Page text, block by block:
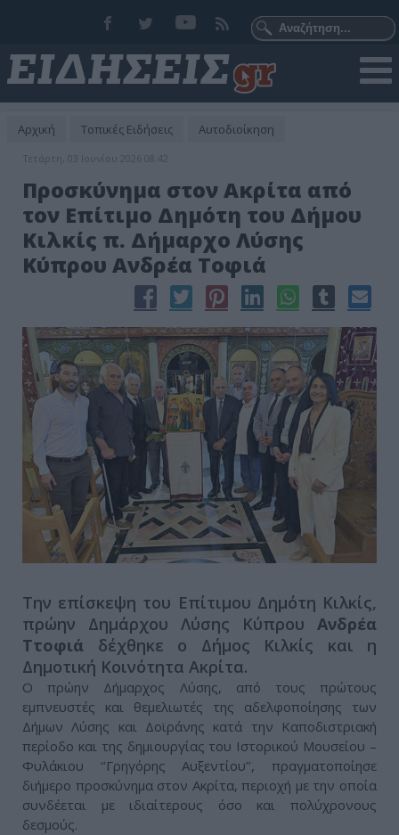
Αρχική Τοπικές Ειδήσεις Αυτοδιοίκηση
Τετάρτη, 03 Ιουνίου 2026 08:42
Προσκύνημα στον Ακρίτα από
τον Επίτιμο Δημότη του Δήμου
Κιλκίς π. Δήμαρχο Λύσης
Κύπρου Ανδρέα Τοφιά
Την επίσκεψη του Επίτιμου Δημότη Κιλκίς,
πρώην Δημάρχου Λύσης Κύπρου Ανδρέα
Ττοφιά δέχθηκε ο Δήμος Κιλκίς και η
Δημοτική Κοινότητα Ακρίτα.
Ο πρώην Δήμαρχος Λύσης, από τους πρώτους
εμπνευστές και θεμελιωτές της αδελφοποίησης των
Δήμων Λύσης και Δοϊράνης κατά την Καποδιστριακή
περίοδο και της δημιουργίας του Ιστορικού Μουσείου –
Φυλάκιου ‘’Γρηγόρης Αυξεντίου’’, πραγματοποίησε
διήμερο προσκύνημα στον Ακρίτα, περιοχή με την οποία
συνδέεται με ιδιαίτερους όσο και πολύχρονους
δεσμούς.